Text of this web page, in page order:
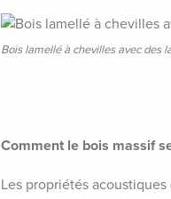
Bois lamellé à chevilles avec des
Comment le bois massif
Les propriétés